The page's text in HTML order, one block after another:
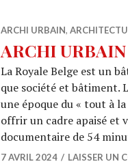
ARCHI URBAIN,
ARCHI
La Royale Belge est un
que société et bâtiment.
une époque du « tout à
offrir un cadre apaisé et
documentaire de 54
7 AVRIL 2024 LAISSER UN